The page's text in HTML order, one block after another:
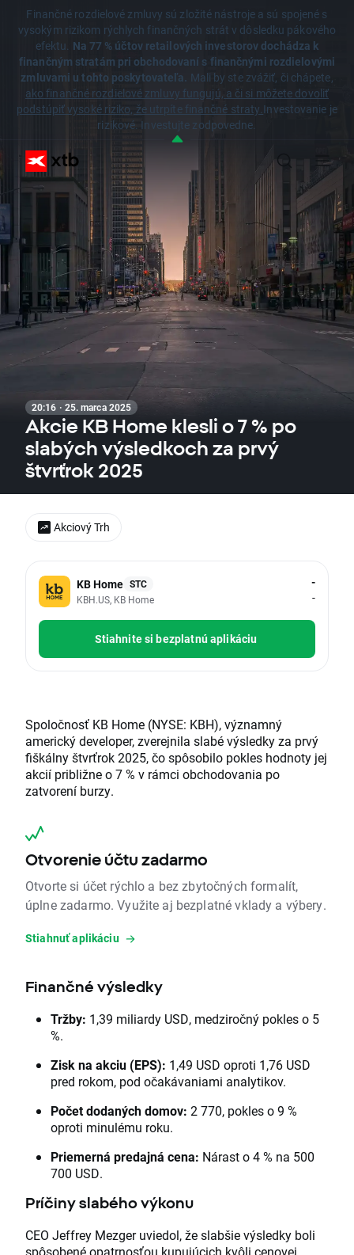
Finančné rozdielové zmluvy sú zložité nástroje a sú spojené s
vysokým rizikom rýchlych finančných strát v dôsledku pákového
efektu. Na 77 % účtov retailových investorov dochádza k
finančným stratám pri obchodovaní s finančnými rozdielovými
zmluvami u tohto poskytovateľa. Mali by ste zvážiť, či chápete,
ako finančné rozdielové zmluvy fungujú, a či si môžete dovoliť
podstúpiť vysoké riziko, že utrpíte finančné straty.Investovanie je
rizikové. Investujte zodpovedne.
20:16 · 25. marca 2025
Akcie KB Home klesli o 7 % po
slabých výsledkoch za prvý
štvrťrok 2025
KB Home STC
KBH.US, KB Home
-
-
Stiahnite si bezplatnú aplikáciu
Spoločnosť KB Home (NYSE: KBH), významný
americký developer, zverejnila slabé výsledky za prvý
fiškálny štvrťrok 2025, čo spôsobilo pokles hodnoty jej
akcií približne o 7 % v rámci obchodovania po
zatvorení burzy.
Otvorenie účtu zadarmo
Otvorte si účet rýchlo a bez zbytočných formalít,
úplne zadarmo. Využite aj bezplatné vklady a výbery.
Stiahnuť aplikáciu
Finančné výsledky
Tržby: 1,39 miliardy USD, medziročný pokles o 5
%.
Zisk na akciu (EPS): 1,49 USD oproti 1,76 USD
pred rokom, pod očakávaniami analytikov.
Počet dodaných domov: 2 770, pokles o 9 %
oproti minulému roku.
Priemerná predajná cena: Nárast o 4 % na 500
700 USD.
Príčiny slabého výkonu
CEO Jeffrey Mezger uviedol, že slabšie výsledky boli
spôsobené opatrnosťou kupujúcich kvôli cenovej
Akciový Trh